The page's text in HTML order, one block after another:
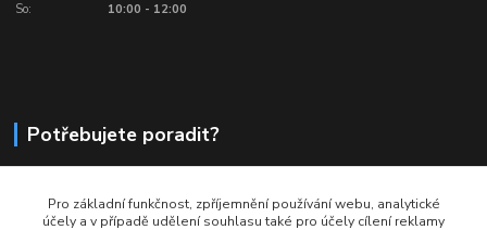
So:
10:00 - 12:00
Potřebujete poradit?
Volejte: Po - Pá (10:00 - 18:00)
Pro základní funkčnost, zpříjemnění používání webu, analytické
účely a v případě udělení souhlasu také pro účely cílení reklamy